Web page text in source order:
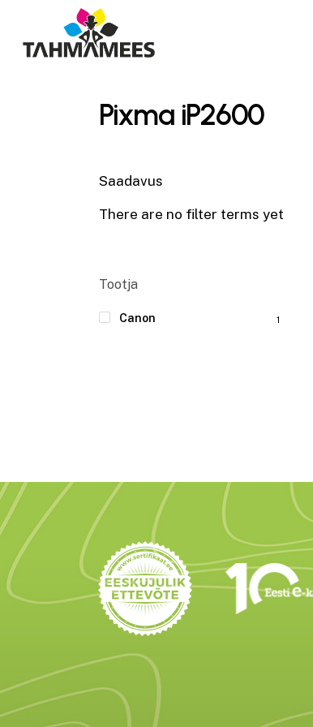
Pixma iP2600
Saadavus
There are no filter terms yet
Tootja
Canon 1